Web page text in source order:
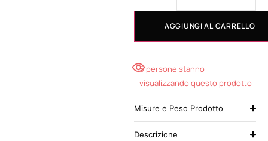
AGGIUNGI AL CARRELLO
5 persone stanno
visualizzando questo prodotto
Misure e Peso Prodotto
Descrizione